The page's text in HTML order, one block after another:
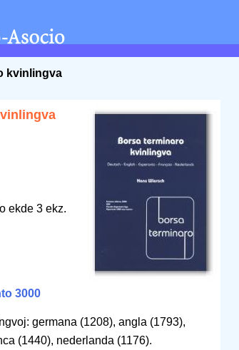
kvinlingva
ekde 3 ekz.
3000
germana (1208), angla (1793),
(1440), nederlanda (1176).